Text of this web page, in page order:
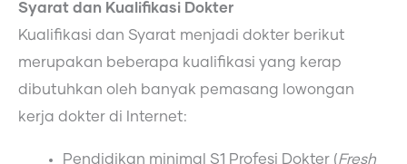
Syarat dan Kualifikasi Dokter
Kualifikasi dan Syarat menjadi dokter berikut
merupakan beberapa kualifikasi yang kerap
dibutuhkan oleh banyak pemasang lowongan
kerja dokter di Internet:
Pendidikan minimal S1 Profesi Dokter (Fresh